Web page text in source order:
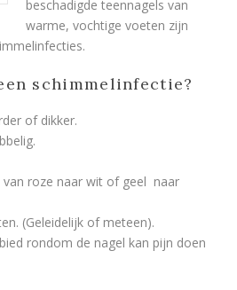
beschadigde teennagels van
warme, vochtige voeten zijn
schimmelinfectie?
of dikker.
van roze naar wit of geel naar
(Geleidelijk of meteen).
rondom de nagel kan pijn doen